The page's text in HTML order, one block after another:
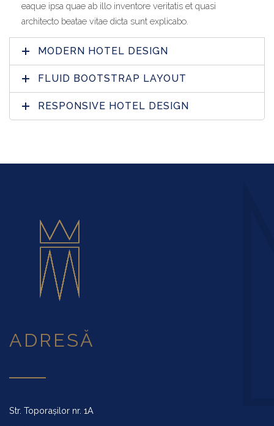
eaque ipsa quae ab illo inventore veritatis et quasi
architecto beatae vitae dicta sunt explicabo.
MODERN HOTEL DESIGN
FLUID BOOTSTRAP LAYOUT
RESPONSIVE HOTEL DESIGN
ADRESĂ
Str. Toporașilor nr. 1A